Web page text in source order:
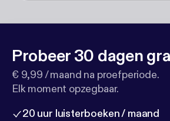
Probeer 30 dagen
€ 9,99 / maand na proefperiode.
Elk moment opzegbaar.
20 uur luisterboeken / maand